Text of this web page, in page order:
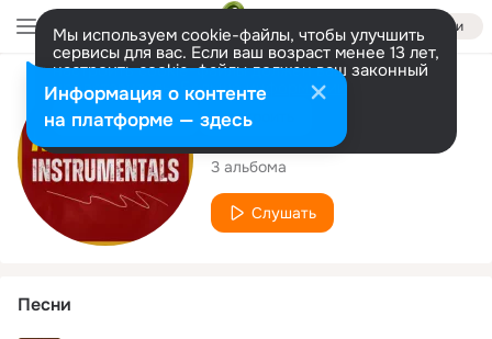
Войти
Мы используем cookie-файлы, чтобы улучшить
сервисы для вас. Если ваш возраст менее 13 лет,
настроить cookie-файлы должен ваш законный
представитель. Больше информации
Разрешить все Настроить
Исполнитель
Juicekid Beats
3 альбома
Слушать
Песни
Информация о контенте
на платформе — здесь